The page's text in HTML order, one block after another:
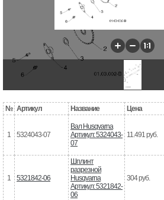
№ Артикул Название Цена
1 5324043-07
Вал Husqvarna
Артикул: 5324043-
07
11.491 руб.
1 5321842-06
Шплинт
разрезной
Husqvarna
Артикул: 5321842-
06
304 руб.